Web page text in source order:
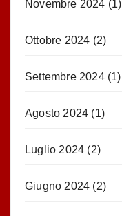
Novembre 2024 (1)
Ottobre 2024 (2)
Settembre 2024(1)
Agosto 2024 (1)
Luglio 2024 (2)
Giugno 2024 (2)